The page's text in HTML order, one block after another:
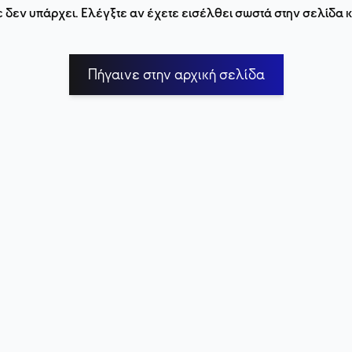
δεν υπάρχει. Ελέγξτε αν έχετε εισέλθει σωστά στην σελίδα
Πήγαινε στην αρχική σελίδα